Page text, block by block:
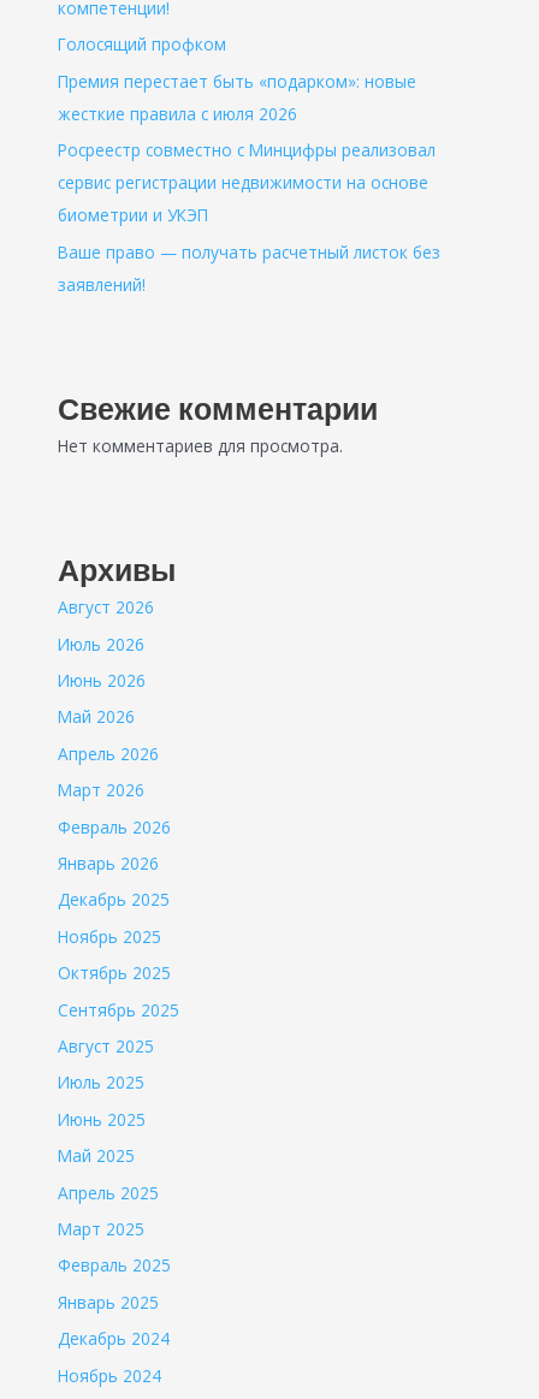
компетенции!
Голосящий профком
Премия перестает быть «подарком»: новые
жесткие правила с июля 2026
Росреестр совместно с Минцифры реализовал
сервис регистрации недвижимости на основе
биометрии и УКЭП
Ваше право — получать расчетный листок без
заявлений!
Свежие комментарии
Нет комментариев для просмотра.
Архивы
Август 2026
Июль 2026
Июнь 2026
Май 2026
Апрель 2026
Март 2026
Февраль 2026
Январь 2026
Декабрь 2025
Ноябрь 2025
Октябрь 2025
Сентябрь 2025
Август 2025
Июль 2025
Июнь 2025
Май 2025
Апрель 2025
Март 2025
Февраль 2025
Январь 2025
Декабрь 2024
Ноябрь 2024